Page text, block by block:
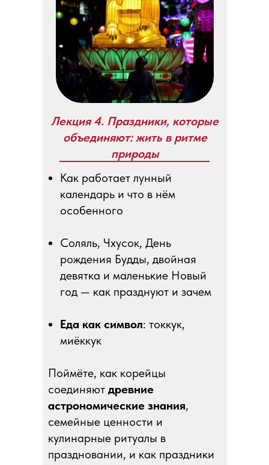
Лекция 4. Праздники, которые
объединяют: жить в ритме
природы
Как работает лунный
календарь и что в нём
особенного
Соляль, Чхусок, День
рождения Будды, двойная
девятка и маленькие Новый
год — как празднуют и зачем
Еда как символ: токкук,
миёккук
Поймёте, как корейцы
соединяют древние
астрономические знания,
семейные ценности и
кулинарные ритуалы в
праздновании, и как праздники